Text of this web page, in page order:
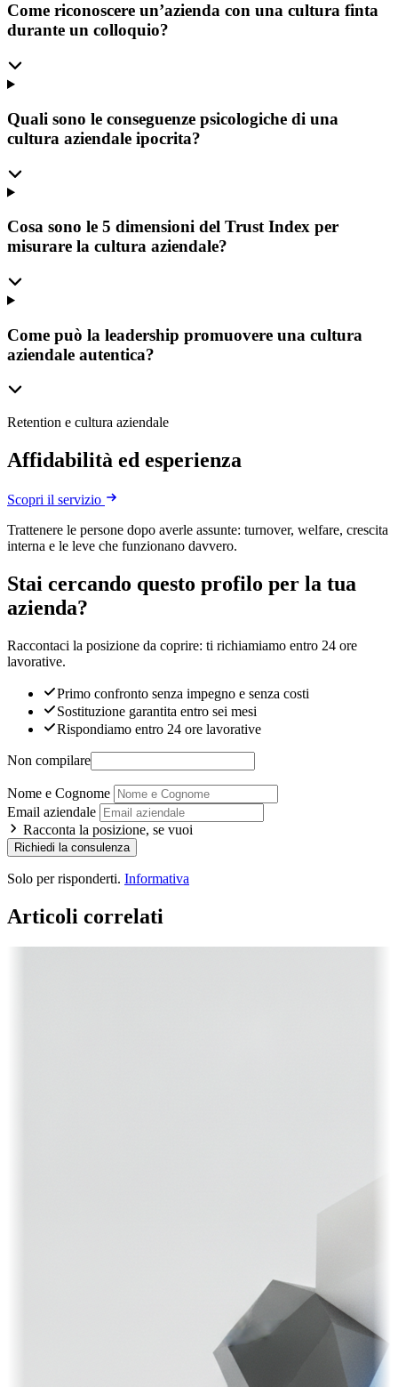
Come riconoscere un’azienda con una cultura finta
durante un colloquio?
Quali sono le conseguenze psicologiche di una
cultura aziendale ipocrita?
Cosa sono le 5 dimensioni del Trust Index per
misurare la cultura aziendale?
Come può la leadership promuovere una cultura
aziendale autentica?
Retention e cultura aziendale
Affidabilità ed esperienza
Scopri il servizio
Trattenere le persone dopo averle assunte: turnover, welfare, crescita
interna e le leve che funzionano davvero.
Stai cercando questo profilo per la tua
azienda?
Raccontaci la posizione da coprire: ti richiamiamo entro 24 ore
lavorative.
Primo confronto senza impegno e senza costi
Sostituzione garantita entro sei mesi
Rispondiamo entro 24 ore lavorative
Non compilare
Nome e Cognome
Email aziendale
Racconta la posizione, se vuoi
Richiedi la consulenza
Solo per risponderti. Informativa
Articoli correlati